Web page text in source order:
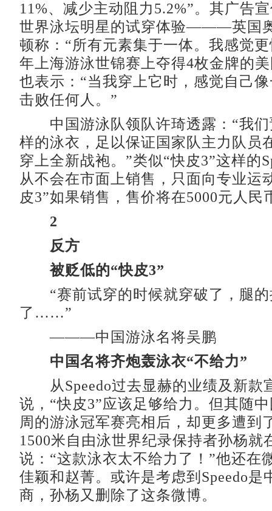
11%、减少主动阻力5.2%”。其广告
世界泳坛明星的试穿体验———英国
顿称：“所有元素集于一体。我感觉
年上海游泳世锦赛上夺得4枚金牌的
也表示：“当我穿上它时，感觉自己
击败任何人。”
中国游泳队领队许琦透露：“我们
样的泳衣，足以保证国家队主力队员
穿上全新战袍。”类似“快皮3”这样的
从不会在市面上销售，只面向专业运
皮3”如果销售，售价将在5000元人民
2
反方
被贬低的“快皮3”
“赛前试穿的时候就穿破了，腿的
了……”
———中国游泳名将吴鹏
中国名将齐炮轰泳衣“不给力”
从Speedo过去显赫的业绩及新款
说，“快皮3”应该足够给力。但其随
周的游泳冠军赛亮相后，却更多遭到
1500米自由泳世界纪录保持者孙杨就
说：“这款泳衣太不给力了！”他还在
佳颖和赵菁。或许是考虑到Speedo是
商，孙杨又删除了这条微博。